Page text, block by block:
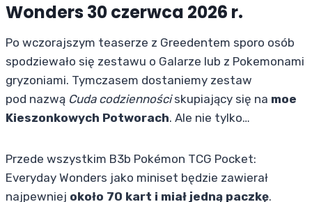
Wonders 30 czerwca 2026 r.
Po wczorajszym teaserze z Greedentem sporo osób
spodziewało się zestawu o Galarze lub z Pokemonami
gryzoniami. Tymczasem dostaniemy zestaw
pod nazwą Cuda codziennościskupiający się na moe
Kieszonkowych Potworach. Ale nie tylko…
Przede wszystkim B3b Pokémon TCG Pocket:
Everyday Wonders jako miniset będzie zawierał
najpewniej około 70 kart i miał jedną paczkę.